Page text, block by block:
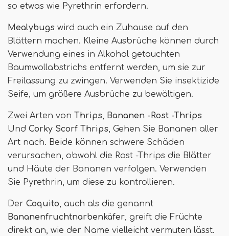
so etwas wie Pyrethrin erfordern.
Mealybugs wird auch ein Zuhause auf den
Blättern machen. Kleine Ausbrüche können durch
Verwendung eines in Alkohol getauchten
Baumwollabstrichs entfernt werden, um sie zur
Freilassung zu zwingen. Verwenden Sie insektizide
Seife, um größere Ausbrüche zu bewältigen.
Zwei Arten von Thrips, Bananen -Rost -Thrips
Und Corky Scorf Thrips, Gehen Sie Bananen aller
Art nach. Beide können schwere Schäden
verursachen, obwohl die Rost -Thrips die Blätter
und Häute der Bananen verfolgen. Verwenden
Sie Pyrethrin, um diese zu kontrollieren.
Der Coquito, auch als die genannt
Bananenfruchtnarbenkäfer, greift die Früchte
direkt an, wie der Name vielleicht vermuten lässt.